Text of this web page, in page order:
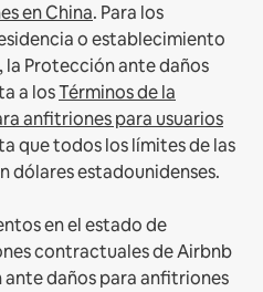
en China. Para los
o establecimiento
la Protección ante daños
a losTérminos de la
anfitriones para usuarios
que todos los límites de las
dólares estadounidenses.
en el estado de
contractuales de Airbnb
daños para anfitriones